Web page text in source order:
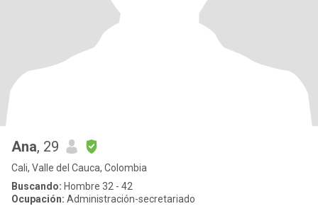
Ana, 29
Cali, Valle del Cauca, Colombia
Buscando: Hombre 32 - 42
Ocupación: Administración-secretariado